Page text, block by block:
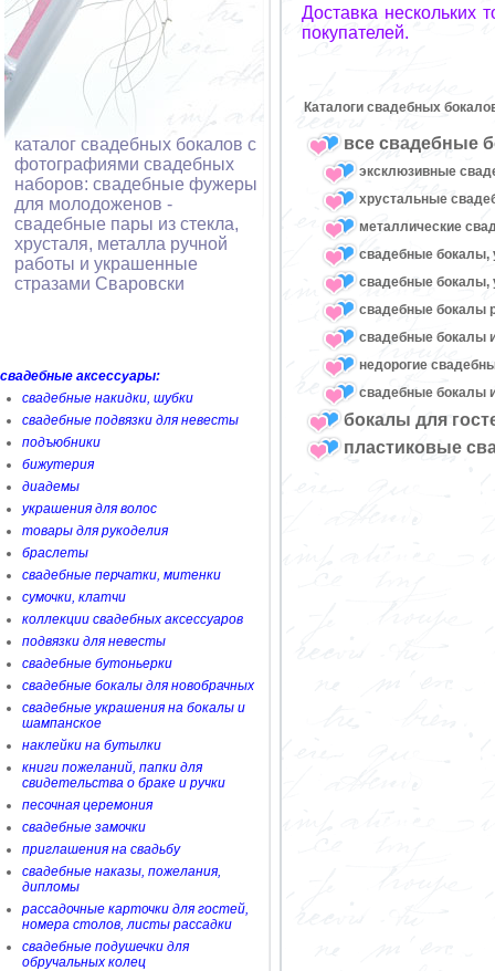
каталог свадебных бокалов с
фотографиями свадебных
наборов: свадебные фужеры
для молодоженов -
свадебные пары из стекла,
хрусталя, металла ручной
работы и украшенные
стразами Сваровски
свадебные аксессуары:
свадебные накидки, шубки
свадебные подвязки для невесты
подъюбники
бижутерия
диадемы
украшения для волос
товары для рукоделия
браслеты
свадебные перчатки, митенки
сумочки, клатчи
коллекции свадебных аксессуаров
подвязки для невесты
свадебные бутоньерки
свадебные бокалы для новобрачных
свадебные украшения на бокалы и
шампанское
наклейки на бутылки
книги пожеланий, папки для
свидетельства о браке и ручки
песочная церемония
свадебные замочки
приглашения на свадьбу
свадебные наказы, пожелания,
дипломы
рассадочные карточки для гостей,
номера столов, листы рассадки
свадебные подушечки для
обручальных колец
Доставка нескольких
покупателей.
Каталоги свадебных
все свадебные
эксклюзивные
хрустальные
металлические
свадебные бокалы,
свадебные бокалы,
свадебные бокалы
свадебные бокалы
недорогие
свадебные бокалы
бокалы для
пластиковые